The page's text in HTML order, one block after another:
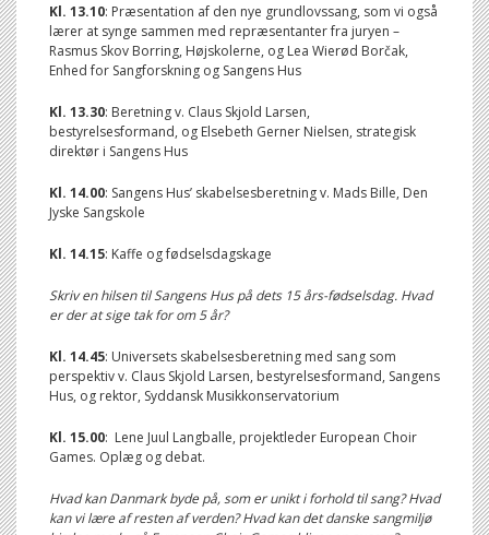
Kl. 13.10: Præsentation af den nye grundlovssang, som vi også
lærer at synge sammen med repræsentanter fra juryen –
Rasmus Skov Borring, Højskolerne, og Lea Wierød Borčak,
Enhed for Sangforskning og Sangens Hus
Kl. 13.30: Beretning v. Claus Skjold Larsen,
bestyrelsesformand, og Elsebeth Gerner Nielsen, strategisk
direktør i Sangens Hus
Kl. 14.00: Sangens Hus’ skabelsesberetning v. Mads Bille, Den
Jyske Sangskole
Kl. 14.15: Kaffe og fødselsdagskage
Skriv en hilsen til Sangens Hus på dets 15 års-fødselsdag. Hvad
er der at sige tak for om 5 år?
Kl. 14.45: Universets skabelsesberetning med sang som
perspektiv v. Claus Skjold Larsen, bestyrelsesformand, Sangens
Hus, og rektor, Syddansk Musikkonservatorium
Kl. 15.00: Lene Juul Langballe, projektleder European Choir
Games. Oplæg og debat.
Hvad kan Danmark byde på, som er unikt i forhold til sang? Hvad
kan vi lære af resten af verden? Hvad kan det danske sangmiljø